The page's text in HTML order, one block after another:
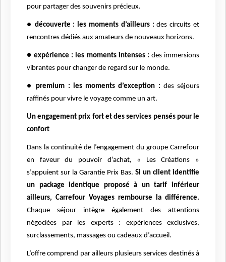
pour partager des souvenirs précieux.
● découverte : les moments d’ailleurs : des circuits et
rencontres dédiés aux amateurs de nouveaux horizons.
● expérience : les moments intenses : des immersions
vibrantes pour changer de regard sur le monde.
● premium : les moments d’exception : des séjours
raffinés pour vivre le voyage comme un art.
Un engagement prix fort et des services pensés pour le
confort
Dans la continuité de l’engagement du groupe Carrefour
en faveur du pouvoir d’achat, « Les Créations »
s’appuient sur la Garantie Prix Bas. Si un client identifie
un package identique proposé à un tarif inférieur
ailleurs, Carrefour Voyages rembourse la différence.
Chaque séjour intègre également des attentions
négociées par les experts : expériences exclusives,
surclassements, massages ou cadeaux d’accueil.
L’offre comprend par ailleurs plusieurs services destinés à